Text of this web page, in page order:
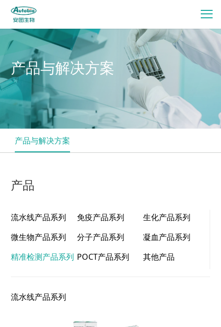
产品与解决方案
产品与解决方案
产品
流水线产品系列 免疫产品系列
生化产品系列
微生物产品系列
分子产品系列
凝血产品系列
精准检测产品系列 POCT产品系列 其他产品
流水线产品系列